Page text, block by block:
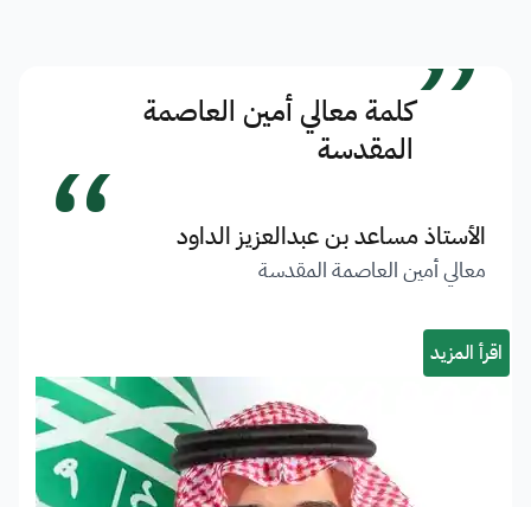
”كلمة معالي أمين العاصمة
المقدسة
الأستاذ مساعد بن عبدالعزيز الداود
معالي أمين العاصمة المقدسة “